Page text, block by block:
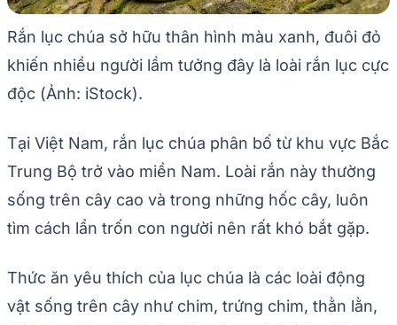
Rắn lục chúa sở hữu thân hình màu xanh, đuôi đỏ
khiến nhiều người lầm tưởng đây là loài rắn lục cực
độc (Ảnh: iStock).
Tại Việt Nam, rắn lục chúa phân bố từ khu vực Bắc
Trung Bộ trở vào miền Nam. Loài rắn này thường
sống trên cây cao và trong những hốc cây, luôn
tìm cách lẩn trốn con người nên rất khó bắt gặp.
Thức ăn yêu thích của lục chúa là các loài động
vật sống trên cây như chim, trứng chim, thằn lằn,